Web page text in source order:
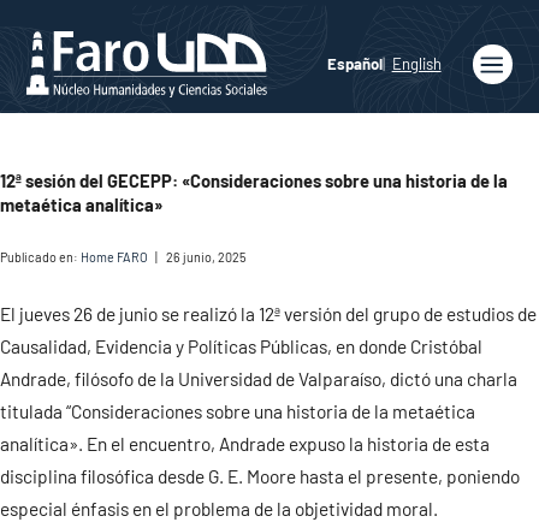
Español English
Quiénes
somos
Académicos
Medios
Ediciones
12ª sesión del GECEPP: «Consideraciones sobre una historia de la
metaética analítica»
Publicado en: Home FARO 26 junio, 2025
El jueves 26 de junio se realizó la 12ª versión del grupo de estudios de
Causalidad, Evidencia y Políticas Públicas, en donde Cristóbal
Andrade, filósofo de la Universidad de Valparaíso, dictó una charla
titulada “Consideraciones sobre una historia de la metaética
analítica». En el encuentro, Andrade expuso la historia de esta
disciplina filosófica desde G. E. Moore hasta el presente, poniendo
especial énfasis en el problema de la objetividad moral.